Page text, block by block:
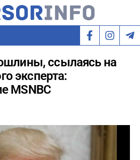
ссылаясь на
эксперта:
MSNBC